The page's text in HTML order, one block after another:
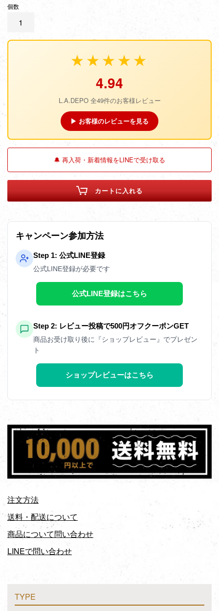
価
個数
★★★★★
4.94
L.A.DEPO 全49件のお客様レビュー
▶ お客様のレビューを見る
🔔 再入荷・新着情報をLINEで受け取る
カートに入れる
キャンペーン参加方法
Step 1: 公式LINE登録
公式LINE登録が必要です
公式LINE登録はこちら
Step 2: レビュー投稿で500円オフクーポンGET
商品お受け取り後に『ショップレビュー』でプレゼン
ト
ショップレビューはこちら
注文方法
送料・配送について
商品について問い合わせ
LINEで問い合わせ
TYPE